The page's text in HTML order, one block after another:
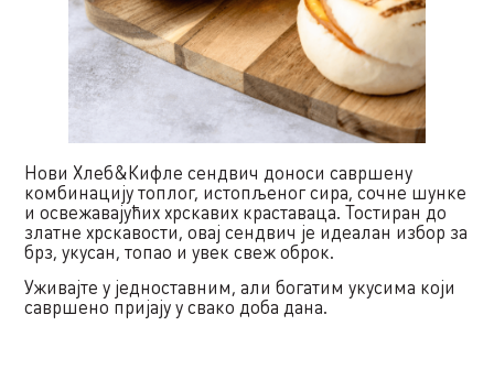
Нови Хлеб&Кифле сендвич доноси савршену
комбинацију топлог, истопљеног сира, сочне шунке
и освежавајућих хрскавих краставаца. Тостиран до
златне хрскавости, овај сендвич је идеалан избор за
брз, укусан, топао и увек свеж оброк.
Уживајте у једноставним, али богатим укусима који
савршено пријају у свако доба дана.